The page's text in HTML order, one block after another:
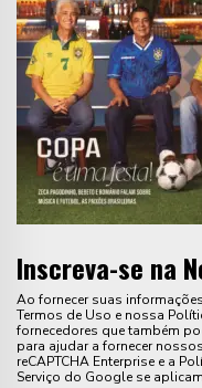
Inscreva-se na
Ao fornecer suas
Termos de Uso e nossa
fornecedores que também
para ajudar a fornecer
reCAPTCHA Enterprise e a
Serviço do Google se